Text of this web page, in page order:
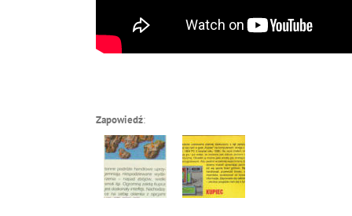
Zapowiedź: